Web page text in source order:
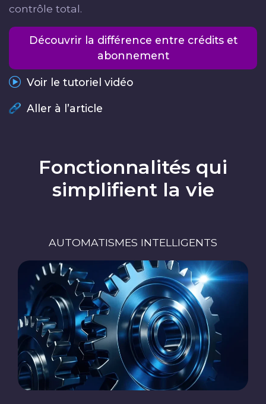
contrôle total.
Découvrir la différence entre crédits et
abonnement
Voir le tutoriel vidéo
Aller à l’article
Fonctionnalités qui
simplifient la vie
AUTOMATISMES INTELLIGENTS